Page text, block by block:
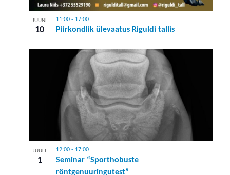
JUUNI
10 Piirkondlik ülevaatus Riguldi tallis
11:00- 17:00
JUULI
1
Seminar “Sporthobuste
röntgenuuringutest”
12:00- 17:00